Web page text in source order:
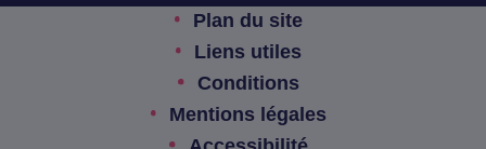
Plan du site
Liens utiles
Conditions
Mentions légales